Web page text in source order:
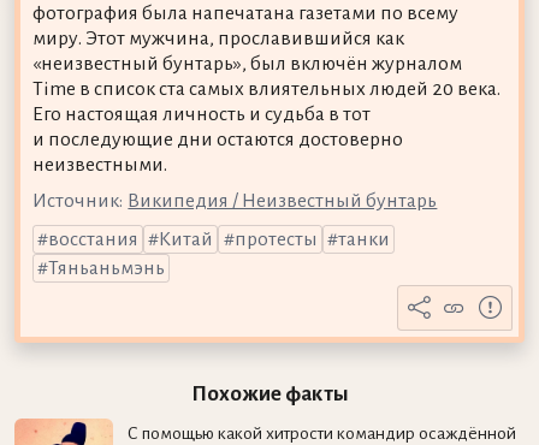
фотография была напечатана газетами по всему
миру. Этот мужчина, прославившийся как
«неизвестный бунтарь», был включён журналом
Time в список ста самых влиятельных людей 20 века.
Его настоящая личность и судьба в тот
и последующие дни остаются достоверно
неизвестными.
Источник: Википедия / Неизвестный бунтарь
восстания
Китай протесты
танки
Тяньаньмэнь
Похожие факты
С помощью какой хитрости командир осаждённой